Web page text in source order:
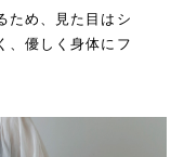
ため、見た目はシ
、優しく身体にフ